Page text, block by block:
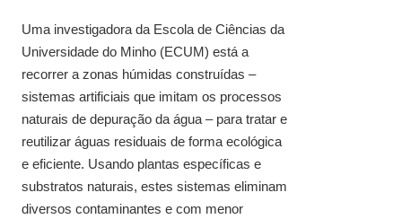
Uma investigadora da Escola de Ciências da
Universidade do Minho (ECUM) está a
recorrer a zonas húmidas construídas –
sistemas artificiais que imitam os processos
naturais de depuração da água – para tratar e
reutilizar águas residuais de forma ecológica
e eficiente. Usando plantas específicas e
substratos naturais, estes sistemas eliminam
diversos contaminantes e com menor